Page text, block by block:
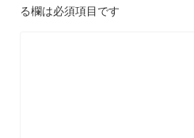
る欄は必須項目です